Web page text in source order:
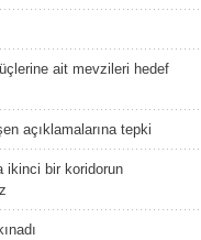
ait mevzileri hedef
açıklamalarına tepki
ikinci bir koridorun